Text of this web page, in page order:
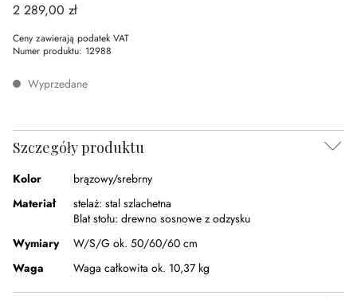
2 289,00 zł
Ceny zawierają podatek VAT
Numer produktu: 12988
Wyprzedane
Szczegóły produktu
Kolor
brązowy/srebrny
Materiał
stelaż: stal szlachetna
Blat stołu: drewno sosnowe z odzysku
Wymiary
W/S/G ok. 50/60/60 cm
Waga
Waga całkowita ok. 10,37 kg